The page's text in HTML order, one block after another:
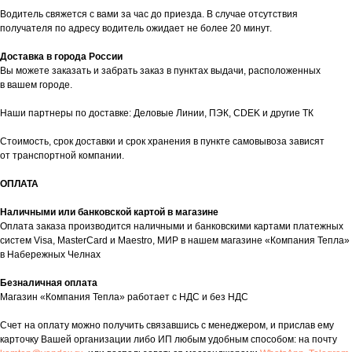
Водитель свяжется с вами за час до приезда. В случае отсутствия
получателя по адресу водитель ожидает не более 20 минут.
Доставка в города России
Вы можете заказать и забрать заказ в пунктах выдачи, расположенных
в вашем городе.
Наши партнеры по доставке: Деловые Линии, ПЭК, CDEK и другие ТК
Стоимость, срок доставки и срок хранения в пункте самовывоза зависят
от транспортной компании.
ОПЛАТА
Наличными или банковской картой в магазине
Оплата заказа производится наличными и банковскими картами платежных
систем Visa, MasterCard и Maestro, МИР в нашем магазине «Компания Тепла»
в Набережных Челнах
Безналичная оплата
Магазин «Компания Тепла» работает с НДС и без НДС
Счет на оплату можно получить связавшись с менеджером, и прислав ему
карточку Вашей организации либо ИП любым удобным способом: на почту
Контакты